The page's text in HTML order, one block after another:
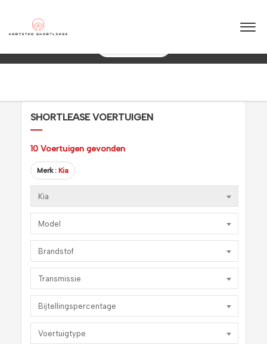
& flexibel!
Maximale flexibiliteit
SHORTLEASE VOERTUIGEN
10 Voertuigen gevonden
Merk : Kia
Kia
Model
Brandstof
Transmissie
Bijtellingspercentage
Voertuigtype